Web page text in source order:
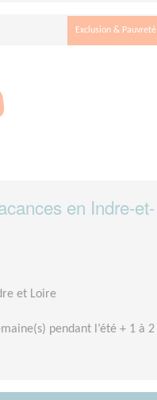
Exclusion & Pauvreté
en Indre-et-
et Loire
pendant l’été + 1 à 2